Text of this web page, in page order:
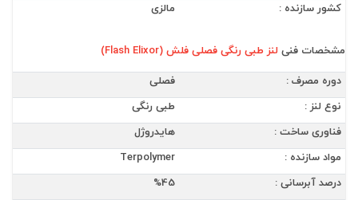
کشور سازنده :
مالزی
مشخصات فنی لنز طبی رنگی فصلی فلش (Flash Elixor)
دوره مصرف :
فصلی
نوع لنز :
طبی رنگی
فناوری ساخت :
هایدروژل
مواد سازنده :
Terpolymer
درصد آبرسانی :
%45